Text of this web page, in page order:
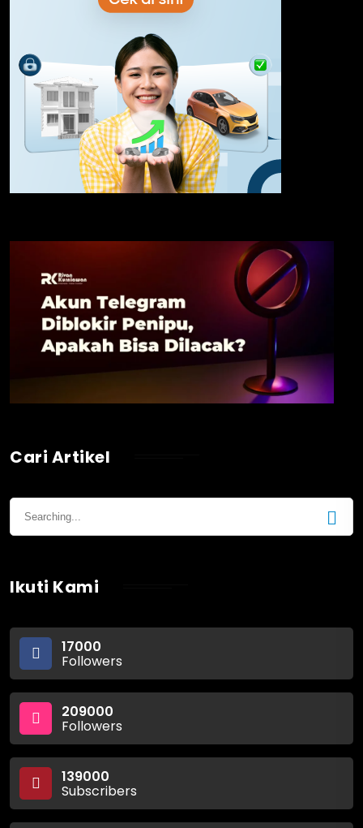
Cari Artikel
Ikuti Kami
17000
Followers
209000
Followers
139000
Subscribers